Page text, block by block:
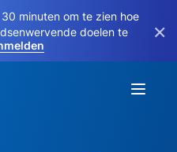
minuten om te zien hoe
doelen te
×